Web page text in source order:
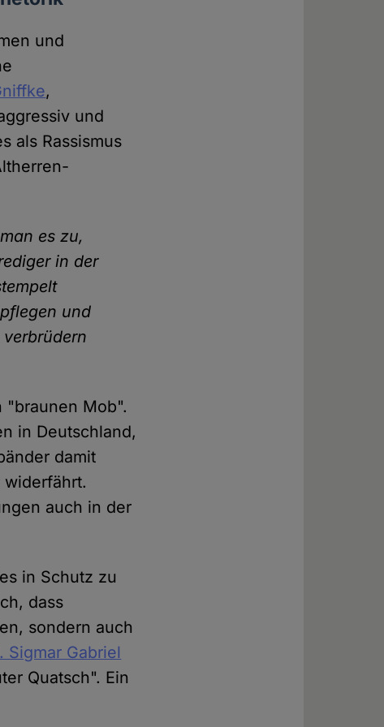
und
,
und
als Rassismus
es zu,
in der
und
"braunen Mob".
in Deutschland,
damit
auch in der
in Schutz zu
dass
sondern auch
Sigmar Gabriel
Quatsch". Ein